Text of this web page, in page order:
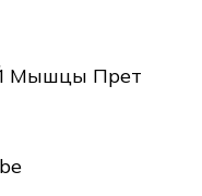
Мышцы Прет